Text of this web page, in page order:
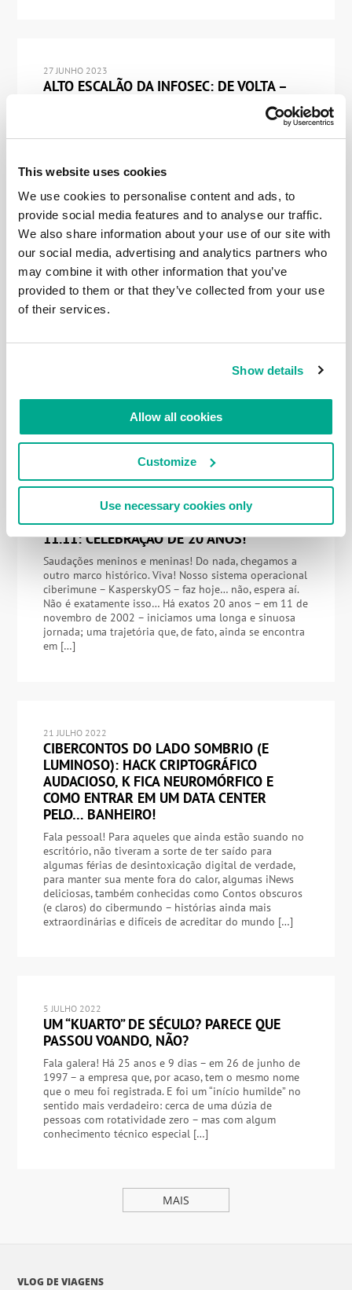
This website uses cookies
We use cookies to personalise content and ads, to
provide social media features and to analyse our traffic.
We also share information about your use of our site with
our social media, advertising and analytics partners who
may combine it with other information that you’ve
provided to them or that they’ve collected from your use
of their services.
Show details
Allow all cookies
Customize
Use necessary cookies only
27 JUNHO 2023
ALTO ESCALÃO DA INFOSEC: DE VOLTA –
aplausos, vivas e assobios! Eis duas novidades para
este ano teremos nossa 15ª conferência anual de
Décima quinta?! Gente… o tempo voa! Segundo:
finalmente estamos de volta ao formato offline, […]
19 JANEIRO 2023
RETROSPECTIVA 2022: PATENTES
metade do caminho. Espere – na verdade. não: não
sejamos tão categóricos… Uma nova tecnologia de
pode ser inicialmente imaginado por muitos. Claro,
sem a invenção em […]
11 NOVEMBRO 2022
11.11: CELEBRAÇÃO DE 20 ANOS!
Saudações meninos e meninas! Do nada, chegamos a
outro marco histórico. Viva! Nosso sistema operacional
ciberimune – KasperskyOS – faz hoje… não, espera aí.
Não é exatamente isso… Há exatos 20 anos – em 11 de
novembro de 2002 – iniciamos uma longa e sinuosa
jornada; uma trajetória que, de fato, ainda se encontra
em […]
21 JULHO 2022
CIBERCONTOS DO LADO SOMBRIO (E
LUMINOSO): HACK CRIPTOGRÁFICO
AUDACIOSO, K FICA NEUROMÓRFICO E
COMO ENTRAR EM UM DATA CENTER
PELO… BANHEIRO!
Fala pessoal! Para aqueles que ainda estão suando no
escritório, não tiveram a sorte de ter saído para
algumas férias de desintoxicação digital de verdade,
para manter sua mente fora do calor, algumas iNews
deliciosas, também conhecidas como Contos obscuros
(e claros) do cibermundo – histórias ainda mais
extraordinárias e difíceis de acreditar do mundo […]
5 JULHO 2022
UM “KUARTO” DE SÉCULO? PARECE QUE
PASSOU VOANDO, NÃO?
Fala galera! Há 25 anos e 9 dias – em 26 de junho de
1997 – a empresa que, por acaso, tem o mesmo nome
que o meu foi registrada. E foi um “início humilde” no
sentido mais verdadeiro: cerca de uma dúzia de
pessoas com rotatividade zero – mas com algum
conhecimento técnico especial […]
MAIS
VLOG DE VIAGENS